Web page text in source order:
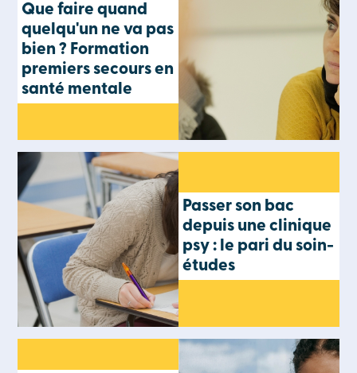
Que faire quand
quelqu'un ne va pas
bien ? Formation
premiers secours en
santé mentale
Passer son bac
depuis une clinique
psy : le pari du soin-
études